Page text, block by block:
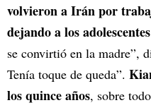
volvieron a Irán por
dejando a los
se convirtió en la madre”,
Tenía toque de queda”.
los quince años, sobre